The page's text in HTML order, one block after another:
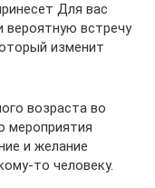
Для вас
вероятную встречу
изменит
возраста во
мероприятия
и желание
то человеку.